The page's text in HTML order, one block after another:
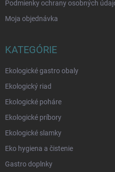
Podmienky ochrany osobných
Moja objednávka
KATEGÓRIE
Ekologické gastro obaly
Ekologický riad
Ekologické poháre
Ekologické príbory
Ekologické slamky
Eko hygiena a čistenie
Gastro doplnky